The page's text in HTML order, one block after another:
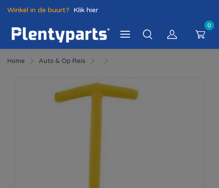
Winkel in de buurt? Klik hier
0
Home Auto & Op Reis